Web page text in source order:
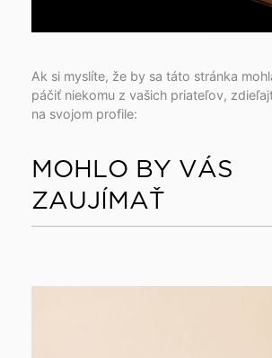
Ak si myslíte, že by sa táto stránka
páčiť niekomu z vašich priateľov,
na svojom profile:
MOHLO BY VÁS
ZAUJÍMAŤ